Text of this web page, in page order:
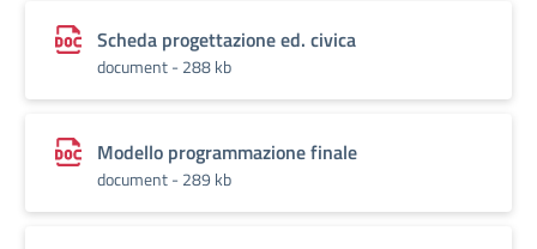
Scheda progettazione ed. civica
document - 288 kb
Modello programmazione finale
document - 289 kb